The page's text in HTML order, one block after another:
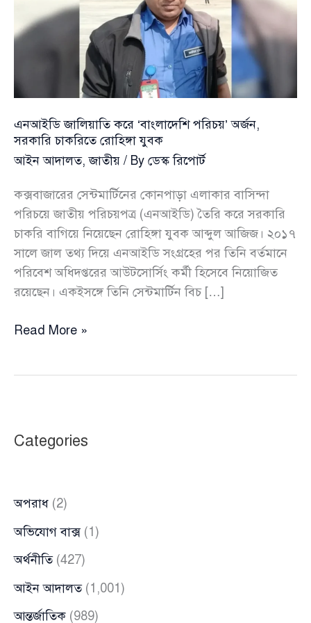
এনআইডি জালিয়াতি করে ‘বাংলাদেশি পরিচয়’ অর্জন,
সরকারি চাকরিতে রোহিঙ্গা যুবক
আইন আদালত,জাতীয় / By ডেস্ক রিপোর্ট
কক্সবাজারের সেন্টমার্টিনের কোনপাড়া এলাকার বাসিন্দা
পরিচয়ে জাতীয় পরিচয়পত্র (এনআইডি) তৈরি করে সরকারি
চাকরি বাগিয়ে নিয়েছেন রোহিঙ্গা যুবক আব্দুল আজিজ। ২০১৭
সালে জাল তথ্য দিয়ে এনআইডি সংগ্রহের পর তিনি বর্তমানে
পরিবেশ অধিদপ্তরের আউটসোর্সিং কর্মী হিসেবে নিয়োজিত
রয়েছেন। একইসঙ্গে তিনি সেন্টমার্টিন বিচ […]
এনআইডি
সরকারি
যুবক
Read More »
Categories
অপরাধ (2)
অভিযোগ বাক্স(1)
অর্থনীতি(427)
আইন আদালত(1,001)
আন্তর্জাতিক (989)